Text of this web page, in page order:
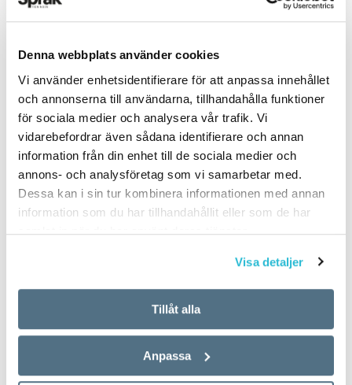
Denna webbplats använder cookies
Vi använder enhetsidentifierare för att anpassa innehållet
och annonserna till användarna, tillhandahålla funktioner
för sociala medier och analysera vår trafik. Vi
vidarebefordrar även sådana identifierare och annan
information från din enhet till de sociala medier och
annons- och analysföretag som vi samarbetar med.
Dessa kan i sin tur kombinera informationen med annan
information som du har tillhandahållit eller som de har
samlat in när du har använt deras tjänster.
Visa detaljer
Tillåt alla
Anpassa
PUBLICERAD 2022-08-02